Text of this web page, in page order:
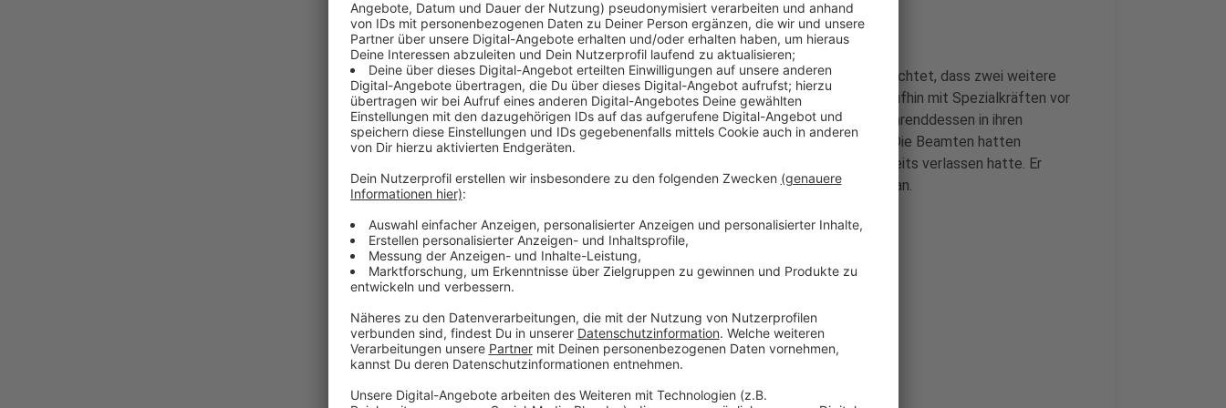
Anzeige
Nach derzeitigem Stand der Ermittlungen habe ein Schüler beobachtet, dass zwei weitere
Schüler offenbar mit einer Waffe hantierten. Die Polizei war daraufhin mit Spezialkräften vor
Ort. Die Schülerinnen und Schüler des Berufskollegs mussten währenddessen in ihren
Klassenzimmern ausharren. Gegen 16 Uhr war der Einsatz vorbei. Die Beamten hatten
herausgefunden, dass ein Schüler mit der Waffe das Gelände bereits verlassen hatte. Er
konnte in Ratingen angetroffen werden. Die Ermittlungen dauern an.
Anzeige
Weitere Infos und Links zum Thema:
Anzeige